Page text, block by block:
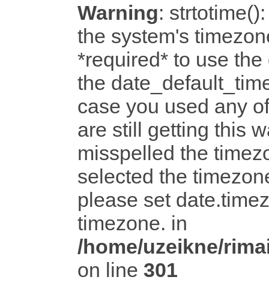
Warning:
the system's
*required* to use
the
case you used any
are still getting this
misspelled the
selected the
please set
timezone. in
/home/uzeikne/
on line 301